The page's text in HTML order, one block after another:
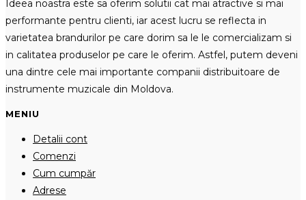
Ideea noastra este sa oferim solutii cat mai atractive si mai
performante pentru clienti, iar acest lucru se reflecta in
varietatea brandurilor pe care dorim sa le le comercializam si
in calitatea produselor pe care le oferim. Astfel, putem deveni
una dintre cele mai importante companii distribuitoare de
instrumente muzicale din Moldova.
MENIU
Detalii cont
Comenzi
Cum cumpăr
Adrese